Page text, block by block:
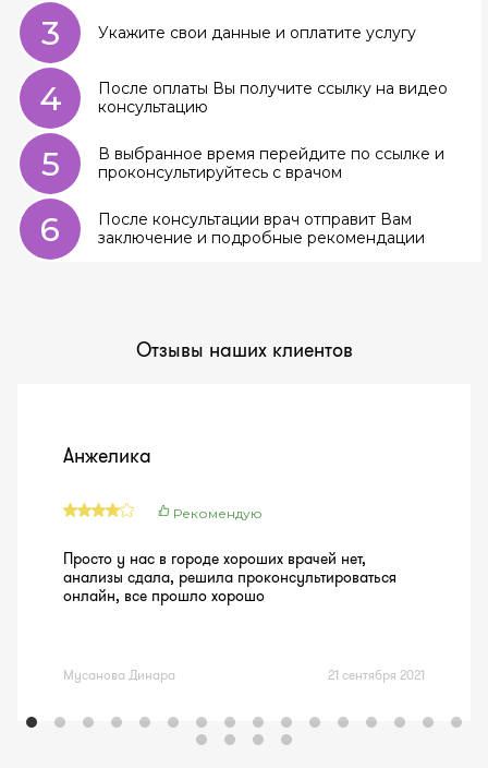
3 Укажите свои данные и оплатите услугу
4
После оплаты Вы получите ссылку на видео
консультацию
5
В выбранное время перейдите по ссылке и
проконсультируйтесь с врачом
6
После консультации врач отправит Вам
заключение и подробные рекомендации
Отзывы наших клиентов
Анжелика
Рекомендую
Просто у нас в городе хороших врачей нет,
анализы сдала, решила проконсультироваться
онлайн, все прошло хорошо
Мусанова Динара 21 сентября 2021